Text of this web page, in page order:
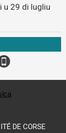
u 29 di lugliu
DE CORSE